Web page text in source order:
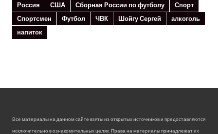
Россия
США Сборная России по футболу
Спорт
Спортсмен
Футбол ЧВК Шойгу Сергей
алкоголь
напиток
Все материалы на данном сайте взяты из открытых источников и предоставляются
исключительно в ознакомительных целях. Права на материалы принадлежат их